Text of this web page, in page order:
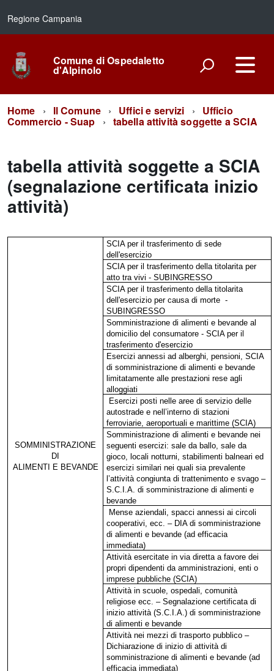
Regione Campania
Comune di Ospedaletto
d'Alpinolo
Home Il Comune Uffici e servizi Ufficio
Commercio - Suap tabella attività soggette a SCIA
tabella attività soggette a SCIA
(segnalazione certificata inizio
attività)
SOMMINISTRAZIONE
DI
ALIMENTI E BEVANDE
SCIA per il trasferimento di sede
dell'esercizio
SCIA per il trasferimento della titolarita per
atto tra vivi - SUBINGRESSO
SCIA per il trasferimento della titolarita
dell'esercizio per causa di morte -
SUBINGRESSO
Somministrazione di alimenti e bevande al
domicilio del consumatore - SCIA per il
trasferimento d'esercizio
Esercizi annessi ad alberghi, pensioni, SCIA
di somministrazione di alimenti e bevande
limitatamente alle prestazioni rese agli
alloggiati
Esercizi posti nelle aree di servizio delle
autostrade e nell’interno di stazioni
ferroviarie, aeroportuali e marittime (SCIA)
Somministrazione di alimenti e bevande nei
seguenti esercizi: sale da ballo, sale da
gioco, locali notturni, stabilimenti balneari ed
esercizi similari nei quali sia prevalente
l’attività congiunta di trattenimento e svago –
S.C.I.A. di somministrazione di alimenti e
bevande
Mense aziendali, spacci annessi ai circoli
cooperativi, ecc. – DIA di somministrazione
di alimenti e bevande (ad efficacia
immediata)
Attività esercitate in via diretta a favore dei
propri dipendenti da amministrazioni, enti o
imprese pubbliche (SCIA)
Attività in scuole, ospedali, comunità
religiose ecc. – Segnalazione certificata di
inizio attività (S.C.I.A.) di somministrazione
di alimenti e bevande
Attività nei mezzi di trasporto pubblico –
Dichiarazione di inizio di attività di
somministrazione di alimenti e bevande (ad
efficacia immediata)